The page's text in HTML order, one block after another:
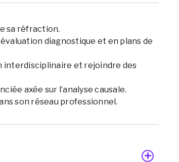
sa réfraction.
diagnostique et en plans de
interdisciplinaire et rejoindre des
axée sur l’analyse causale.
son réseau professionnel.